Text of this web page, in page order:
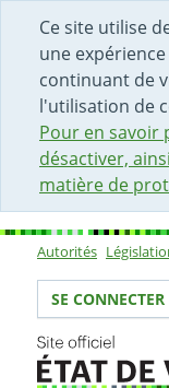
Ce site utilise
une
continuant de
l'utilisation de
Pour en savoir
désactiver,
matière de
DÉBUT DU
ACCÈS AU
PAGE D'ACCUEIL
FORMULAIRE
Sous-
Autorités
Votre
SE CONNECTER